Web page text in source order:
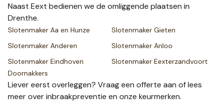
Naast Eext bedienen we de omliggende plaatsen in
Drenthe.
Slotenmaker Aa en Hunze Slotenmaker Gieten
Slotenmaker Anderen Slotenmaker Anloo
Slotenmaker Eindhoven
Doornakkers
Slotenmaker Eexterzandvoort
Liever eerst overleggen? Vraag een offerte aan of lees
meer overinbraakpreventie en onze keurmerken.